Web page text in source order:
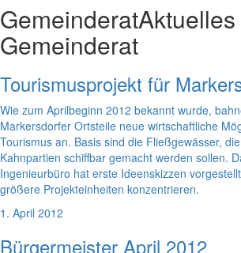
Gemeinderat
Gemeinderat
Tourismusprojekt für
Wie zum Aprilbeginn 2012 bekannt wurde,
Markersdorfer Ortsteile neue wirtschaftliche
Tourismus an. Basis sind die Fließgewässer,
Kahnpartien schiffbar gemacht werden sollen.
Ingenieurbüro hat erste Ideenskizzen
größere Projekteinheiten konzentrieren.
1. April 2012
Bürgermeister April 2012